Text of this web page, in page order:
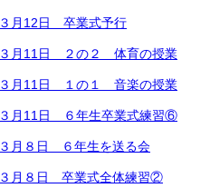
３月12日 卒業式予行
３月11日 ２の２ 体育の授業
３月11日 １の１ 音楽の授業
３月11日 ６年生卒業式練習⑥
３月８日 ６年生を送る会
３月８日 卒業式全体練習②